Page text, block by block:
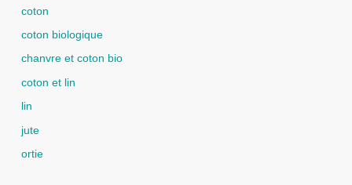
coton
coton biologique
chanvre et coton bio
coton et lin
lin
jute
ortie